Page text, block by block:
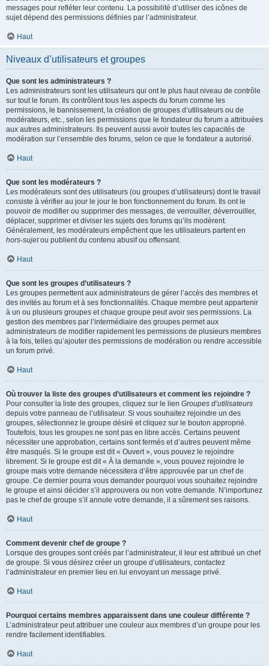
messages pour refléter leur contenu. La possibilité d’utiliser des icônes de
sujet dépend des permissions définies par l’administrateur.
Haut
Niveaux d’utilisateurs et groupes
Que sont les administrateurs ?
Les administrateurs sont les utilisateurs qui ont le plus haut niveau de contrôle
sur tout le forum. Ils contrôlent tous les aspects du forum comme les
permissions, le bannissement, la création de groupes d’utilisateurs ou de
modérateurs, etc., selon les permissions que le fondateur du forum a attribuées
aux autres administrateurs. Ils peuvent aussi avoir toutes les capacités de
modération sur l’ensemble des forums, selon ce que le fondateur a autorisé.
Haut
Que sont les modérateurs ?
Les modérateurs sont des utilisateurs (ou groupes d’utilisateurs) dont le travail
consiste à vérifier au jour le jour le bon fonctionnement du forum. Ils ont le
pouvoir de modifier ou supprimer des messages, de verrouiller, déverrouiller,
déplacer, supprimer et diviser les sujets des forums qu’ils modèrent.
Généralement, les modérateurs empêchent que les utilisateurs partent en
hors-sujetou publient du contenu abusif ou offensant.
Haut
Que sont les groupes d’utilisateurs ?
Les groupes permettent aux administrateurs de gérer l’accès des membres et
des invités au forum et à ses fonctionnalités. Chaque membre peut appartenir
à un ou plusieurs groupes et chaque groupe peut avoir ses permissions. La
gestion des membres par l’intermédiaire des groupes permet aux
administrateurs de modifier rapidement les permissions de plusieurs membres
à la fois, telles qu’ajouter des permissions de modération ou rendre accessible
un forum privé.
Haut
Où trouver la liste des groupes d’utilisateurs et comment les rejoindre ?
Pour consulter la liste des groupes, cliquez sur le lien Groupes d’utilisateurs
depuis votre panneau de l’utilisateur. Si vous souhaitez rejoindre un des
groupes, sélectionnez le groupe désiré et cliquez sur le bouton approprié.
Toutefois, tous les groupes ne sont pas en libre accès. Certains peuvent
nécessiter une approbation, certains sont fermés et d’autres peuvent même
être masqués. Si le groupe est dit « Ouvert », vous pouvez le rejoindre
librement. Si le groupe est dit « À la demande », vous pouvez rejoindre le
groupe mais votre demande nécessitera d’être approuvée par un chef de
groupe. Ce dernier pourra vous demander pourquoi vous souhaitez rejoindre
le groupe et ainsi décider s’il approuvera ou non votre demande. N’importunez
pas le chef de groupe s’il annule votre demande, il a sûrement ses raisons.
Haut
Comment devenir chef de groupe ?
Lorsque des groupes sont créés par l’administrateur, il leur est attribué un chef
de groupe. Si vous désirez créer un groupe d’utilisateurs, contactez
l’administrateur en premier lieu en lui envoyant un message privé.
Haut
Pourquoi certains membres apparaissent dans une couleur différente ?
L’administrateur peut attribuer une couleur aux membres d’un groupe pour les
rendre facilement identifiables.
Haut